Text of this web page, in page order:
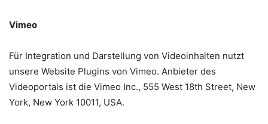
Vimeo
Für Integration und Darstellung von Videoinhalten nutzt
unsere Website Plugins von Vimeo. Anbieter des
Videoportals ist die Vimeo Inc., 555 West 18th Street, New
York, New York 10011, USA.